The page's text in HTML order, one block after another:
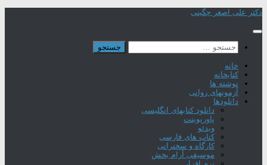
Skip
content
دکتر علی اصغر چگینی
جستجو
برای:
خانه
کتابخانه
نوشته ها
آزمونهای روانی
دانلودها
دانلود کتابهای انگلیسی
پاورپوینت
ویدئو
کتاب های فارسی
کارگاه و سخنرانی
موسیقی آرام بخش